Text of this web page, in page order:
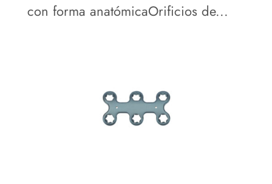
con forma anatómicaOrificios de...